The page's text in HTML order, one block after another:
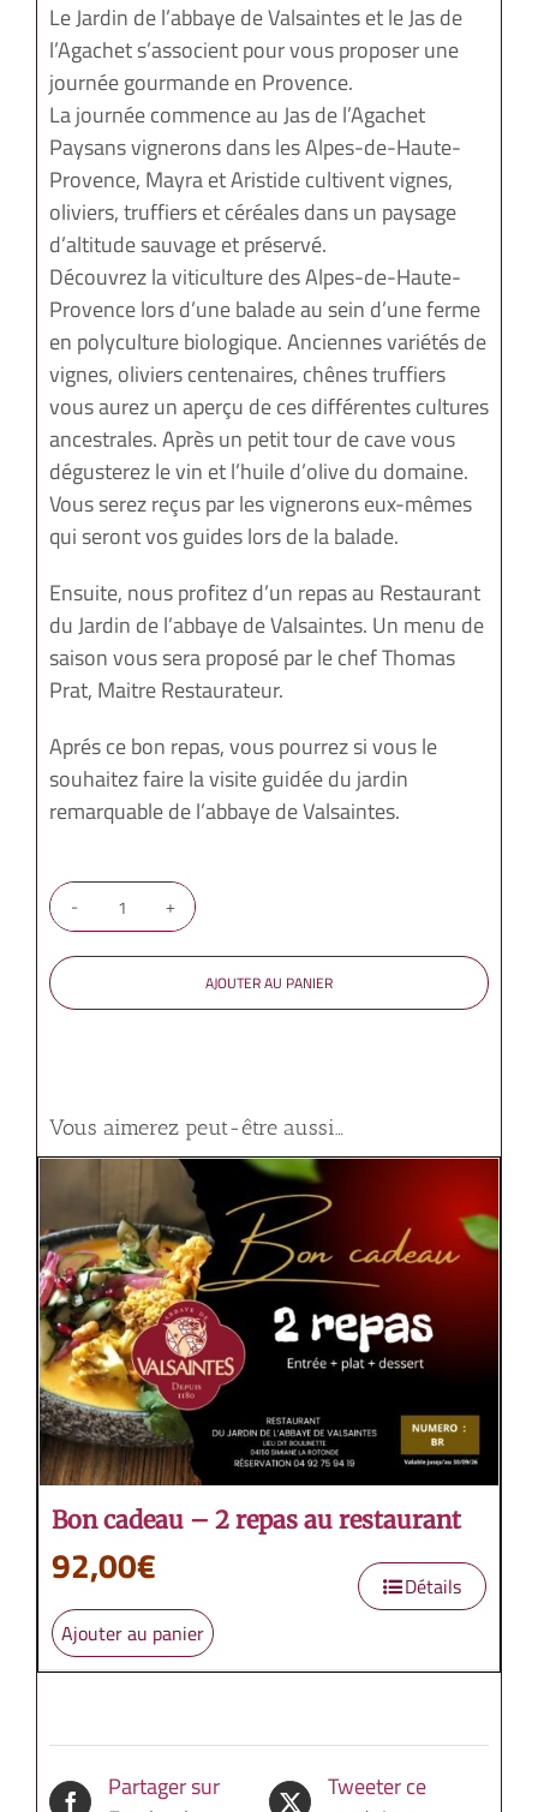
Le Jardin de l’abbaye de Valsaintes et le Jas de
l’Agachet s’associent pour vous proposer une
journée gourmande en Provence.
La journée commence au Jas de l’Agachet
Paysans vignerons dans les Alpes-de-Haute-
Provence, Mayra et Aristide cultivent vignes,
oliviers, truffiers et céréales dans un paysage
d’altitude sauvage et préservé.
Découvrez la viticulture des Alpes-de-Haute-
Provence lors d’une balade au sein d’une ferme
en polyculture biologique. Anciennes variétés de
vignes, oliviers centenaires, chênes truffiers
vous aurez un aperçu de ces différentes cultures
ancestrales. Après un petit tour de cave vous
dégusterez le vin et l’huile d’olive du domaine.
Vous serez reçus par les vignerons eux-mêmes
qui seront vos guides lors de la balade.
Ensuite, nous profitez d’un repas au Restaurant
du Jardin de l’abbaye de Valsaintes. Un menu de
saison vous sera proposé par le chef Thomas
Prat, Maitre Restaurateur.
Aprés ce bon repas, vous pourrez si vous le
souhaitez faire la visite guidée du jardin
remarquable de l’abbaye de Valsaintes.
quantité
de
Escapade
"fourchette
bouchon"
AJOUTER AU PANIER
Vous aimerez peut-être aussi…
Bon cadeau – 2 repas au restaurant
92,00€
Ajouter au panier
Détails
Partager sur
Tweeter ce